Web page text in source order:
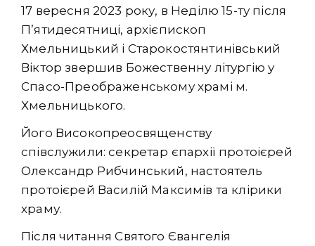
17 вересня 2023 року, в Неділю 15-ту після
Пʼятидесятниці, архієпископ
Хмельницький і Старокостянтинівський
Віктор звершив Божественну літургію у
Спасо-Преображенському храмі м.
Хмельницького.
Його Високопреосвященству
співслужили: секретар єпархії протоієрей
Олександр Рибчинський, настоятель
протоієрей Василій Максимів та клірики
храму.
Після читання Святого Євангелія